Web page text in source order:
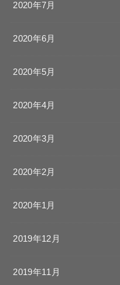
2020年7月
2020年6月
2020年5月
2020年4月
2020年3月
2020年2月
2020年1月
2019年12月
2019年11月